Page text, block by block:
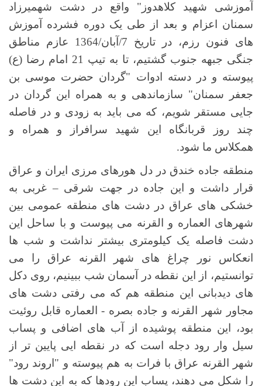
آموزشی شهید کلاهدوز" واقع در دشت شهمیرزاد
سمنان اعزام و بعد از طی یک دوره فشرده آموزش
های فنون رزم، در تاریخ 7/آبان/1364 عازم مناطق
جنگی جبهه جنوب گشتیم، تا به تیپ 21 امام رضا (ع)
پیوسته و در دسته ادوات "گردان حضرت موسی بن
جعفر سمنان" سازماندهی و به همراه این گردان در
جایی مستقر شویم، که می باید به زودی و در فاصله
چند روز قربانگاه این شهید سرافراز و همراه و
همکلاس ما شود.
منطقه جاده خندق در دل هورهای مرزی ایران و عراق
قرار داشت و این جاده در جهت شرقی – غربی به
خشکی های عراق در دشت های منطقه عمومی بین
شهرهای العماره و القرنه می پیوست و با ساحل این
دشت فاصله یک کیلومتری بیشتر نداشت و شب ها
انعکاس نور چراغ های شهر القرنه عراق را می
توانستیم، از این نقطه در آسمان شب ببینیم، روی دکل
های دیدبانی این منطقه هم که می رفتی دشت های
مجاور شهر القرنه و جاده بصره - العماره قابل روئیت
بود، این منطقه پوشیده از آب های اضافی و پساب
سیل وار رود دجله است که در نقطه ایی پایین تر از
شهر القرنه عراق با فرات به هم پیوسته و "اروند رود"
را شکل می دهند، پساب این رودها که به این دشت ها